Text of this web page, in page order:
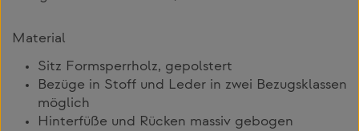
Material
Sitz Formsperrholz, gepolstert
Bezüge in Stoff und Leder in zwei Bezugsklassen
möglich
Hinterfüße und Rücken massiv gebogen